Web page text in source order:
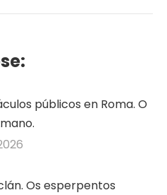
públicos en Roma. O
Os esperpentos